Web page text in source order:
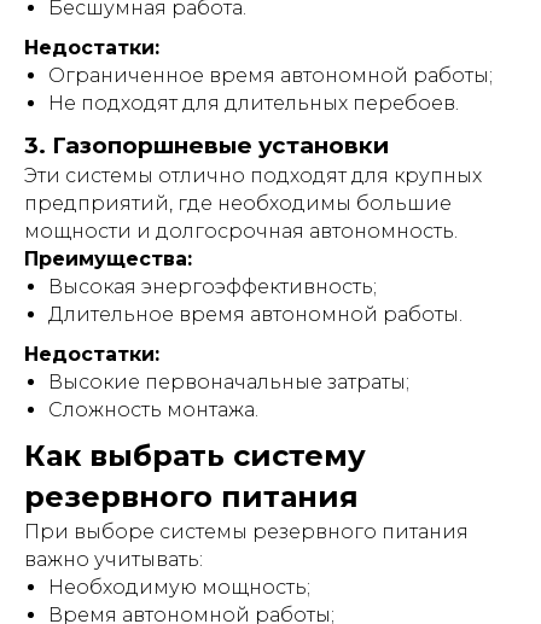
Бесшумная работа.
Недостатки:
Ограниченное время автономной работы;
Не подходят для длительных перебоев.
3. Газопоршневые установки
Эти системы отлично подходят для крупных
предприятий, где необходимы большие
мощности и долгосрочная автономность.
Преимущества:
Высокая энергоэффективность;
Длительное время автономной работы.
Недостатки:
Высокие первоначальные затраты;
Сложность монтажа.
Как выбрать систему
резервного питания
При выборе системы резервного питания
важно учитывать:
Необходимую мощность;
Время автономной работы;